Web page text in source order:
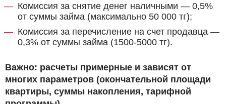
Комиссия за снятие денег наличными — 0,5%
от суммы займа (максимально 50 000 тг);
Комиссия за перечисление на счет продавца —
0,3% от суммы займа (1500-5000 тг).
Важно: расчеты примерные и зависят от
многих параметров (окончательной площади
квартиры, суммы накопления, тарифной